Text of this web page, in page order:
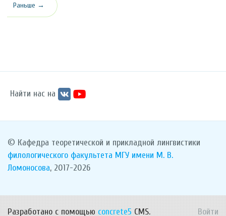
Раньше →
Найти нас на
© Кафедра теоретической и прикладной лингвистики
филологического факультета МГУ имени М. В.
Ломоносова, 2017-2026
Разработано с помощью concrete5 CMS. Войти